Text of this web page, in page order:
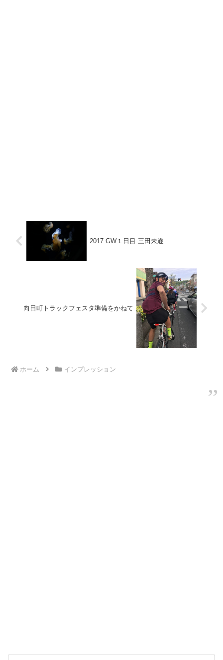
2017 GW１日目 三田未遂
向日町トラックフェスタ準備をかねて
ホーム インプレッション